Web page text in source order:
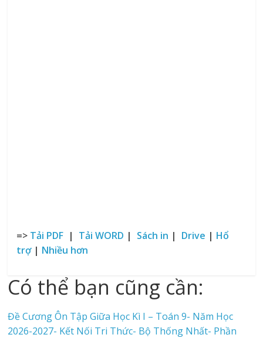
=> Tải PDF | Tải WORD | Sách in | Drive | Hổ
trợ| Nhiều hơn
Có thể bạn cũng cần:
Đề Cương Ôn Tập Giữa Học Kì I – Toán 9- Năm Học
2026-2027- Kết Nối Tri Thức- Bộ Thống Nhất- Phần